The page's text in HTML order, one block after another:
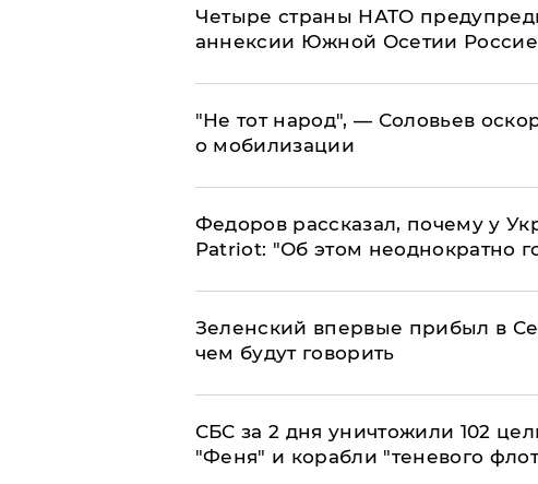
Четыре страны НАТО
аннексии Южной Осетии
​"Не тот народ", — Соловьев
о мобилизации
Федоров рассказал, почему у
Patriot: "Об этом неоднократно
Зеленский впервые прибыл в
чем будут говорить
СБС за 2 дня уничтожили 102
"Феня" и корабли "теневого